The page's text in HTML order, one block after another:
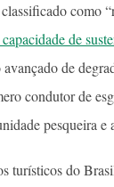
como
de
de
condutor de
pesqueira e
turísticos do